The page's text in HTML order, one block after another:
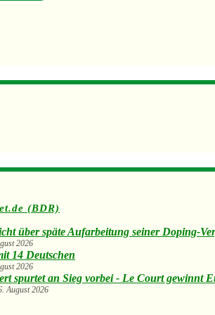
(BDR)
über späte Aufarbeitung seiner Doping-
2026
14 Deutschen
2026
spurtet an Sieg vorbei - Le Court gewinnt
August 2026